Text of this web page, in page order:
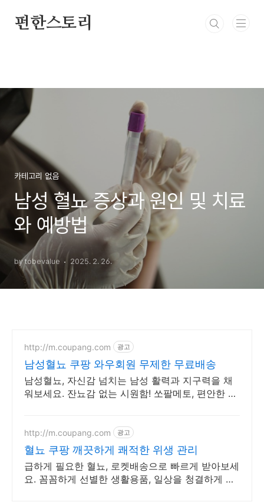
펀한스토리
카테고리 없음
남성 혈뇨 증상과 원인 및 치료
와 예방법
by tobevalue 2025. 2. 26.
http://m.coupang.com 광고
남성혈뇨 쿠팡 와우회원 무제한 무료배송
남성혈뇨, 자신감 넘치는 남성 활력과 지구력을 채
워보세요. 잔뇨감 없는 시원함! 쏘팔메토, 편안한 하
http://m.coupang.com 광고
혈뇨 쿠팡 깨끗하게 쾌적한 위생 관리
급하게 필요한 혈뇨, 로켓배송으로 빠르게 받아보세
요. 꼼꼼하게 선별한 생활용품, 일상을 청결하게 가